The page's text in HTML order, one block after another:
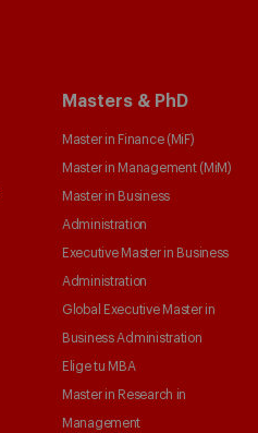
Masters & PhD
Master in Finance (MiF)
Master in Management (MiM)
Master in Business
Administration
Executive Master in Business
Administration
Global Executive Master in
Business Administration
Elige tu MBA
Master in Research in
Management